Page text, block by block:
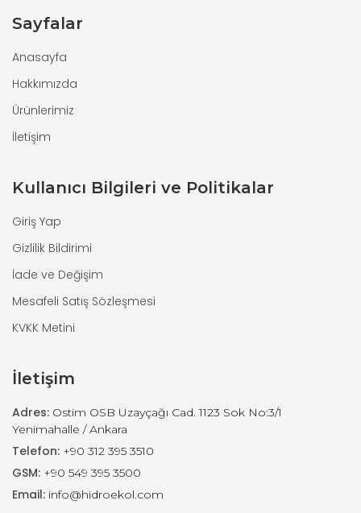
Sayfalar
Anasayfa
Hakkımızda
Ürünlerimiz
İletişim
Kullanıcı Bilgileri ve Politikalar
Giriş Yap
Gizlilik Bildirimi
İade ve Değişim
Mesafeli Satış Sözleşmesi
KVKK Metini
İletişim
Adres: Ostim OSB Uzayçağı Cad. 1123 Sok No:3/1
Yenimahalle / Ankara
Telefon: +90 312 395 3510
GSM: +90 549 395 3500
Email: info@hidroekol.com